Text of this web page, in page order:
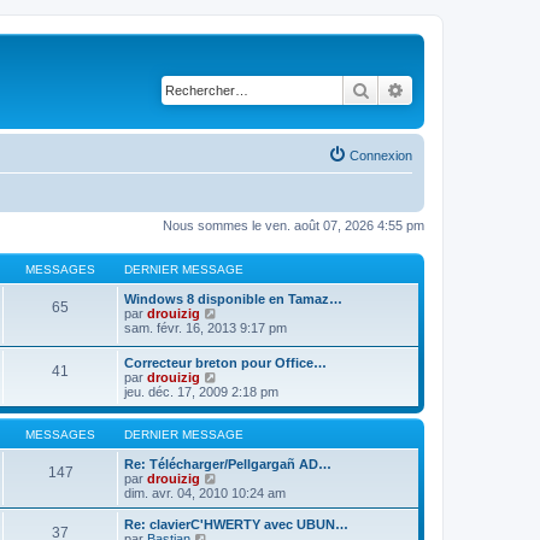
Rechercher
Connexion
Nous sommes le ven. août 07, 2026 4:55 pm
MESSAGES DERNIER MESSAGE
65
Windows 8 disponible en Tamaz…
par drouizig
o
u
l
t
e
r
l
d
e
r
n
i
sam. févr. 16, 2013 9:17 pm
41
Correcteur breton pour Office…
par drouizig
o
n
s
u
l
t
r
l
e
jeu. déc. 17, 2009 2:18 pm
MESSAGES DERNIER MESSAGE
147
Re: Télécharger/Pellgargañ AD…
par drouizig
o
n
s
dim. avr. 04, 2010 10:24 am
37
Re: clavierC'HWERTY avec UBUN…